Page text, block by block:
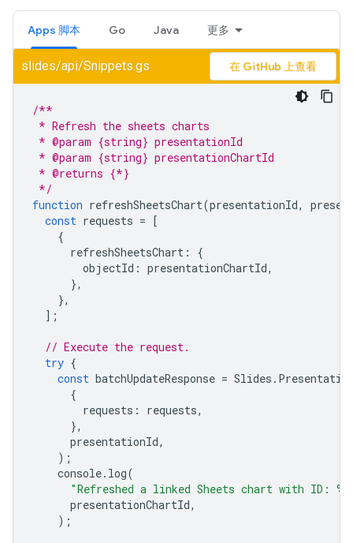
Apps 脚本 Go Java 更多
slides/api/Snippets.gs 在 GitHub 上查看
/**
* Refresh the sheets charts
* @param {string} presentationId
* @param {string} presentationChartId
* @returns {*}
*/
function refreshSheetsChart(presentationId,
const requests = [
{
refreshSheetsChart :
{
objectId : presentationChartId,
},
},
];
// Execute the request.
try {
const batchUpdateResponse = Slides .
{
requests : requests,
},
presentationId,
);
console. log(
"Refreshed a linked Sheets chart with ID:
presentationChartId,
);